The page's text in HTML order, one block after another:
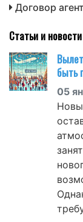
Договор
Статьи и
быть
05